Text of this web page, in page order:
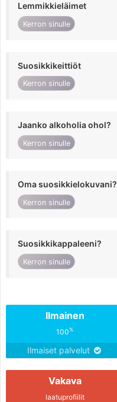
Lemmikkieläimet
Kerron sinulle
Suosikkikeittiöt
Kerron sinulle
Jaanko alkoholia ohol?
Kerron sinulle
Oma suosikkielokuvani?
Kerron sinulle
Suosikkikappaleeni?
Kerron sinulle
Ilmainen
100%
Ilmaiset palvelut
Vakava
laatuprofiilit